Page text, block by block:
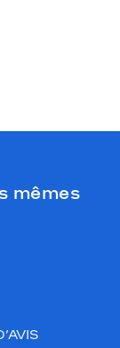
mêmes